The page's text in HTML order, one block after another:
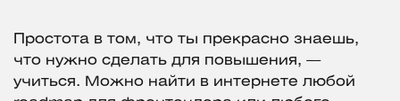
Простота в том, что ты прекрасно знаешь,
что нужно сделать для повышения, —
учиться. Можно найти в интернете любой